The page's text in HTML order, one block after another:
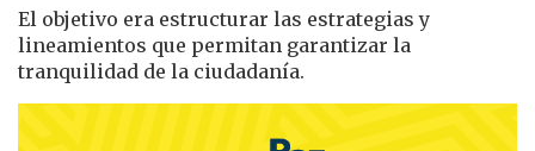
El objetivo era estructurar las estrategias y
lineamientos que permitan garantizar la
tranquilidad de la ciudadanía.